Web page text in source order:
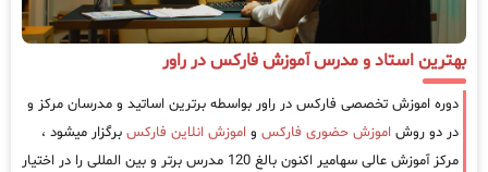
بهترین استاد و مدرس آموزش فارکس در راور
دوره اموزش تخصصی فارکس در راور بواسطه برترین اساتید و مدرسان مرکز و
در دو روش اموزش حضوری فارکس و اموزش انلاین فارکس برگزار میشود ،
مرکز آموزش عالی سهامیر اکنون بالغ 120 مدرس برتر و بین المللی را در اختیار